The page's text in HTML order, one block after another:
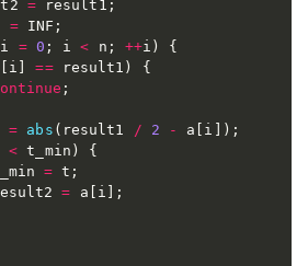
= result1 ;
= INF ;
i = 0 ; i < n ; ++i )
{
i == result1 )
{
;
= abs ( result1 / 2 - a i ) ;
< t_min )
{
t_min
= t ;
result2
= a i
;